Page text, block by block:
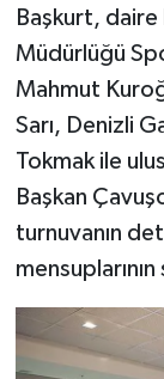
Başkurt, daire
Müdürlüğü
Mahmut
Sarı, Denizli
Tokmak ile
Başkan
turnuvanın
mensuplarının